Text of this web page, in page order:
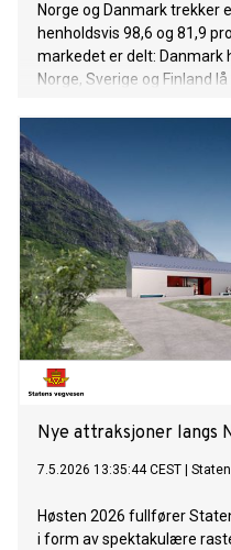
Norge og Danmark trekker
henholdsvis 98,6 og 81,9
markedet er delt: Danmark
Norge, Sverige og Finland
Nye attraksjoner langs
7.5.2026 13:35:44 CEST
Høsten 2026 fullfører
i form av spektakulære